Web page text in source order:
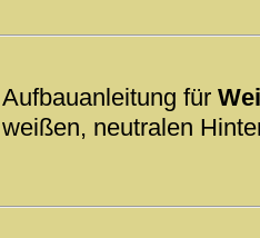
Aufbauanleitung für
weißen, neutralen